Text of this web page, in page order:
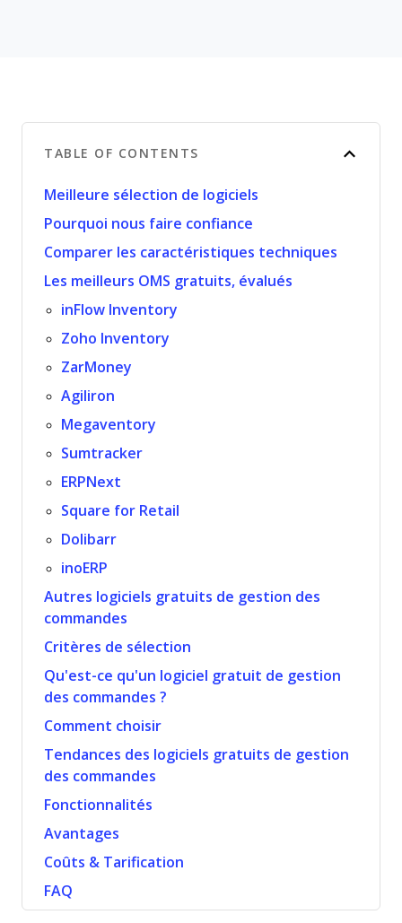
TABLE OF CONTENTS
Meilleure sélection de logiciels
Pourquoi nous faire confiance
Comparer les caractéristiques techniques
Les meilleurs OMS gratuits, évalués
inFlow Inventory
Zoho Inventory
ZarMoney
Agiliron
Megaventory
Sumtracker
ERPNext
Square for Retail
Dolibarr
inoERP
Autres logiciels gratuits de gestion des
commandes
Critères de sélection
Qu'est-ce qu'un logiciel gratuit de gestion
des commandes ?
Comment choisir
Tendances des logiciels gratuits de gestion
des commandes
Fonctionnalités
Avantages
Coûts & Tarification
FAQ